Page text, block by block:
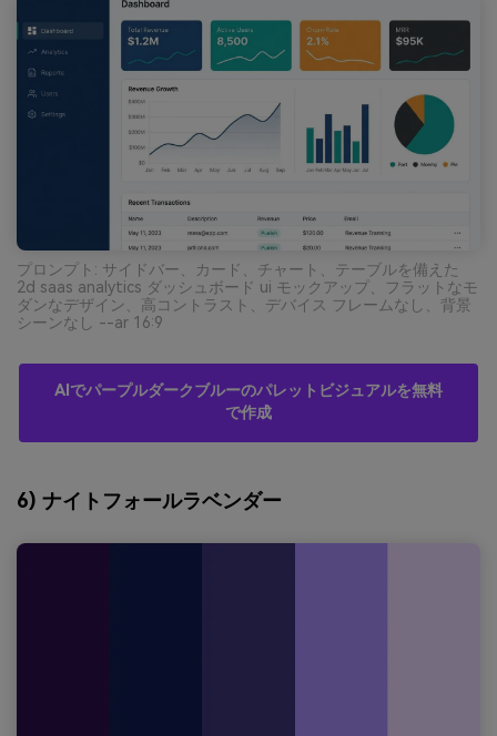
プロンプト: サイドバー、カード、チャート、テーブルを備えた
2d saas analytics ダッシュボード ui モックアップ、フラットなモ
ダンなデザイン、高コントラスト、デバイス フレームなし、背景
シーンなし --ar 16:9
AIでパープルダークブルーのパレットビジュアルを無料
で作成
6) ナイトフォールラベンダー